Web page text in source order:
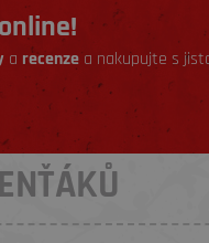
a recenze a nakupujte s